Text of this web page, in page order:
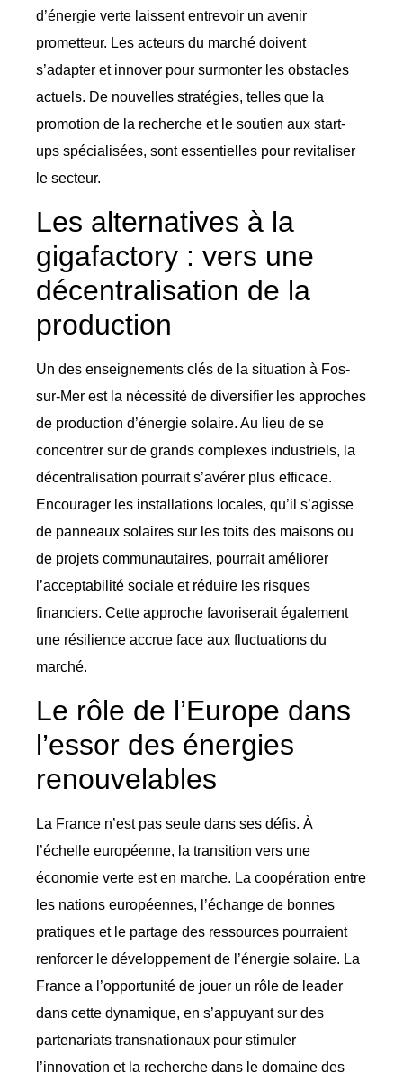
d’énergie verte laissent entrevoir un avenir
prometteur. Les acteurs du marché doivent
s’adapter et innover pour surmonter les obstacles
actuels. De nouvelles stratégies, telles que la
promotion de la recherche et le soutien aux start-
ups spécialisées, sont essentielles pour revitaliser
le secteur.
Les alternatives à la
gigafactory : vers une
décentralisation de la
production
Un des enseignements clés de la situation à Fos-
sur-Mer est la nécessité de diversifier les approches
de production d’énergie solaire. Au lieu de se
concentrer sur de grands complexes industriels, la
décentralisation pourrait s’avérer plus efficace.
Encourager les installations locales, qu’il s’agisse
de panneaux solaires sur les toits des maisons ou
de projets communautaires, pourrait améliorer
l’acceptabilité sociale et réduire les risques
financiers. Cette approche favoriserait également
une résilience accrue face aux fluctuations du
marché.
Le rôle de l’Europe dans
l’essor des énergies
renouvelables
La France n’est pas seule dans ses défis. À
l’échelle européenne, la transition vers une
économie verte est en marche. La coopération entre
les nations européennes, l’échange de bonnes
pratiques et le partage des ressources pourraient
renforcer le développement de l’énergie solaire. La
France a l’opportunité de jouer un rôle de leader
dans cette dynamique, en s’appuyant sur des
partenariats transnationaux pour stimuler
l’innovation et la recherche dans le domaine des